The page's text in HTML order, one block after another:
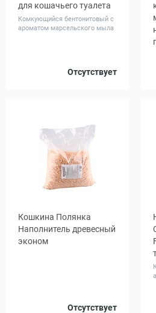
для кошачьего туалета
Комкующийся бентонитовый с
ароматом марсельского мыла
Отсутствует
10 16
Кошкина Полянка
Наполнитель древесный
эконом
Отсутствует
10 20